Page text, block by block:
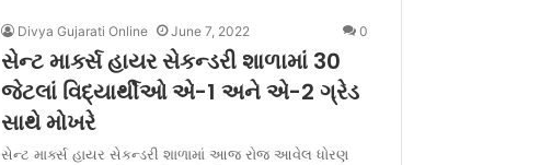
Divya Gujarati Online June 7, 2022 0
સેન્ટ માર્ક્સ હાયર સેકન્ડરી શાળામાં 30
જેટલાં વિદ્યાર્થીઓ એ-1 અને એ-2 ગ્રેડ
સાથે મોખરે
સેન્ટ માર્ક્સ હાયર સેકન્ડરી શાળામાં આજ રોજ આવેલ ધોરણ